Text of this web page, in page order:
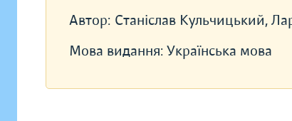
Автор: Станіслав Кульчицький,
Мова видання: Українська мова